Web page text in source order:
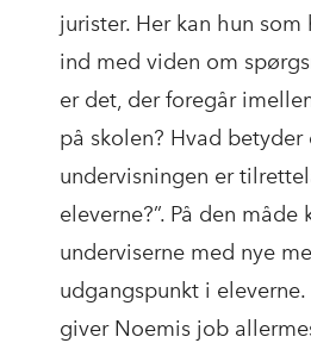
jurister. Her kan hun
ind med viden om
er det, der foregår
på skolen? Hvad betyder
undervisningen er
eleverne?”. På den
underviserne med nye
udgangspunkt i
giver Noemis job